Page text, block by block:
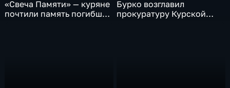
«Свеча Памяти» — куряне
почтили память погибших
Бурко возглавил
прокуратуру Курской